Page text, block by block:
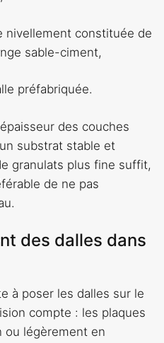
nivellement constituée de
sable-ciment,
préfabriquée.
des couches
substrat stable et
granulats plus fine suffit,
de ne pas
des dalles dans
à poser les dalles sur le
compte : les plaques
ou légèrement en